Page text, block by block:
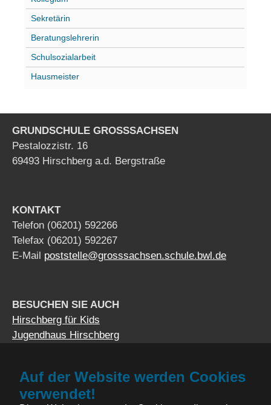
Auf der Website werden Cookies
verwendet!
Sekretärin
Beratungslehrerin
Schulsozialarbeit
Hausmeister
GRUNDSCHULE GROSSSACHSEN
Pestalozzistr. 16
69493 Hirschberg a.d. Bergstraße
KONTAKT
Telefon (06201) 592266
Telefax (06201) 592267
E-Mail poststelle@grosssachsen.schule.bwl.de
BESUCHEN SIE AUCH
Hirschberg für Kids
Jugendhaus Hirschberg
Impressum
Datenschutzerklärung